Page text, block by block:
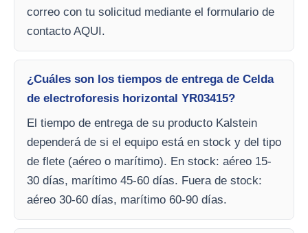
correo con tu solicitud mediante el formulario de
contacto AQUI.
¿Cuáles son los tiempos de entrega de Celda
de electroforesis horizontal YR03415?
El tiempo de entrega de su producto Kalstein
dependerá de si el equipo está en stock y del tipo
de flete (aéreo o marítimo). En stock: aéreo 15-
30 días, marítimo 45-60 días. Fuera de stock:
aéreo 30-60 días, marítimo 60-90 días.